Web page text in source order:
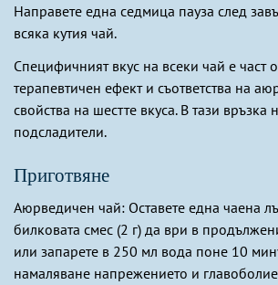
Направете една седмица пауза след
всяка кутия чай.
Специфичният вкус на всеки чай е част
терапевтичен ефект и съответства на
свойства на шестте вкуса. В тази връзка
подсладители.
Приготвяне
Аюрведичен чай: Оставете една чаена
билковата смес (2 г) да ври в
или запарете в 250 мл вода поне 10
намаляване напрежението и